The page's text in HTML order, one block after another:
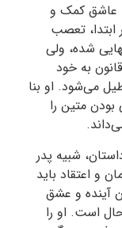
عاشق کمک و
تعصب
شده، ولی
به خود
می‌شود. او بنا
متین را
شبیه پدر
و اعتقاد باید
آینده و عشق
است. او را